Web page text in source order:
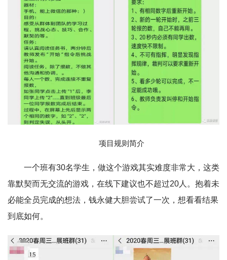
项目规则简介
一个班有30名学生，做这个游戏其实难度非常大，这类
靠默契而无交流的游戏，在线下建议也不超过20人。抱着未
必能全员完成的想法，钱永健大胆尝试了一次，想看看结果
到底如何。